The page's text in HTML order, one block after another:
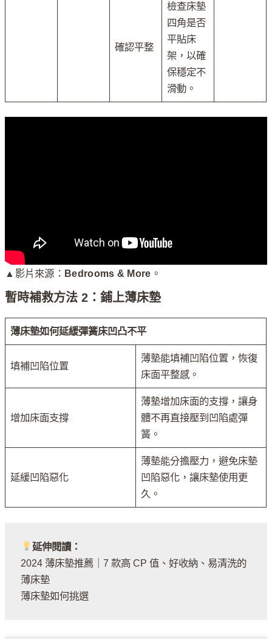
確認平整
檢查床墊
四角是否
平貼床
架，以確
保穩定不
滑動。
▲影片來源： Bedrooms & More 。
暫時補救方法 2：鋪上薄床墊
薄床墊如何延緩彈簧床凹凸不平
填補凹陷位置
薄墊能填補凹陷位置，恢復
床面平整感。
增加床面支撐
薄墊增加床面的支撐，讓身
體不再直接壓到凹陷處彈
簧。
延緩凹陷惡化
薄墊能分擔壓力，避免床墊
凹陷惡化，讓床墊使用更
久。
延伸閱讀：
2024 薄床墊推薦｜7 款高 CP 值、好收納、易清洗的
薄床墊
薄床墊如何挑選